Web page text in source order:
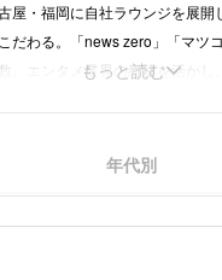
屋・福岡に自社ラウンジを展開
だわる。「news zero」「マツ
。エンタメ業界の経験を活かし
もっと読む
年代別